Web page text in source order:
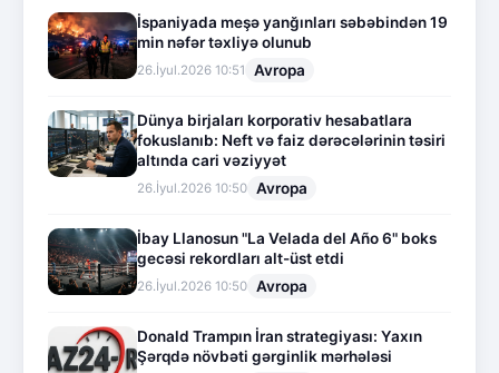
İspaniyada meşə yanğınları səbəbindən 19
min nəfər təxliyə olunub
26.İyul.2026 10:51 Avropa
Dünya birjaları korporativ hesabatlara
fokuslanıb: Neft və faiz dərəcələrinin təsiri
altında cari vəziyyət
26.İyul.2026 10:50 Avropa
İbay Llanosun "La Velada del Año 6" boks
gecəsi rekordları alt-üst etdi
26.İyul.2026 10:50 Avropa
Donald Trampın İran strategiyası: Yaxın
Şərqdə növbəti gərginlik mərhələsi